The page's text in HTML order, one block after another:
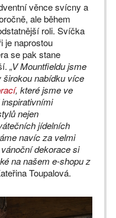
věnce svícny a
ale během
roli. Svíčka
je naprostou
se pak stane
„V Mountfieldu jsme
nabídku více
, které jsme ve
nejen
jídelních
navíc za velmi
dekorace si
na našem e-shopu z
Toupalová.